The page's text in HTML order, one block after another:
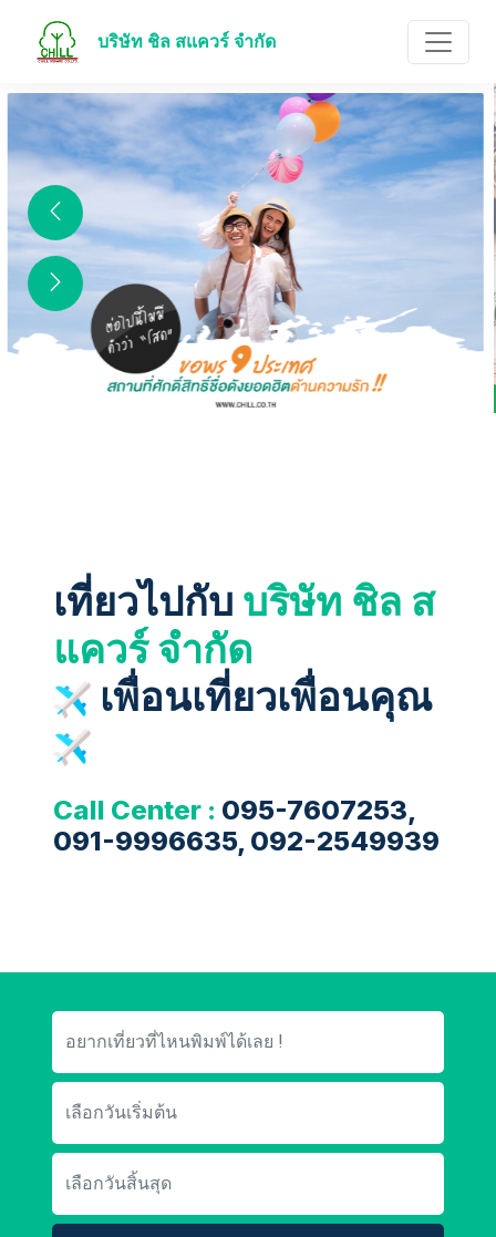
บริษัท ชิล สแควร์ จำกัด
เที่ยวไปกับ บริษัท ชิล ส
แควร์ จำกัด
เพื่อนเที่ยวเพื่อนคุณ
Call Center : 095-7607253,
091-9996635, 092-2549939